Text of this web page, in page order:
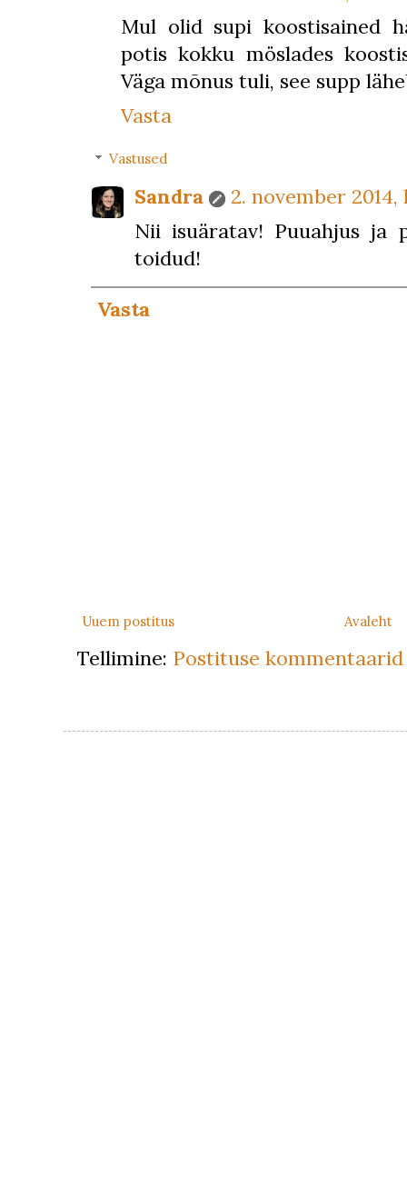
Mul olid supi koostisained
potis kokku möslades
Väga mõnus tuli, see supp
Vasta
Vastused
Sandra
2. november 2014,
Nii isuäratav! Puuahjus ja
toidud!
Vasta
Uuem postitus Avaleht
Tellimine: Postituse